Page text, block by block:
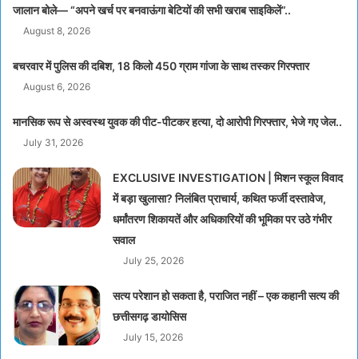
जालान बोले— “अपने खर्च पर बनवाऊंगा बेटियों की सभी खराब साइकिलें”..
August 8, 2026
बचरवार में पुलिस की दबिश, 18 किलो 450 ग्राम गांजा के साथ तस्कर गिरफ्तार
August 6, 2026
मानसिक रूप से अस्वस्थ युवक की पीट-पीटकर हत्या, दो आरोपी गिरफ्तार, भेजे गए जेल..
July 31, 2026
EXCLUSIVE INVESTIGATION | मिशन स्कूल विवाद
में बड़ा खुलासा? निलंबित प्राचार्य, कथित फर्जी दस्तावेज,
धर्मांतरण शिकायतें और अधिकारियों की भूमिका पर उठे गंभीर
सवाल
July 25, 2026
सत्य परेशान हो सकता है, पराजित नहीं – एक कहानी सत्य की
छत्तीसगढ़ डायोसिस
July 15, 2026